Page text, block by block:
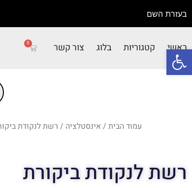
פתח סרגל נגישות
בעזרת השם
ראשי קטגוריות בלוג צור קשר 0
עמוד הבית / אינסטלציה / רשת לנקודת
רשת לנקודת ביקורת